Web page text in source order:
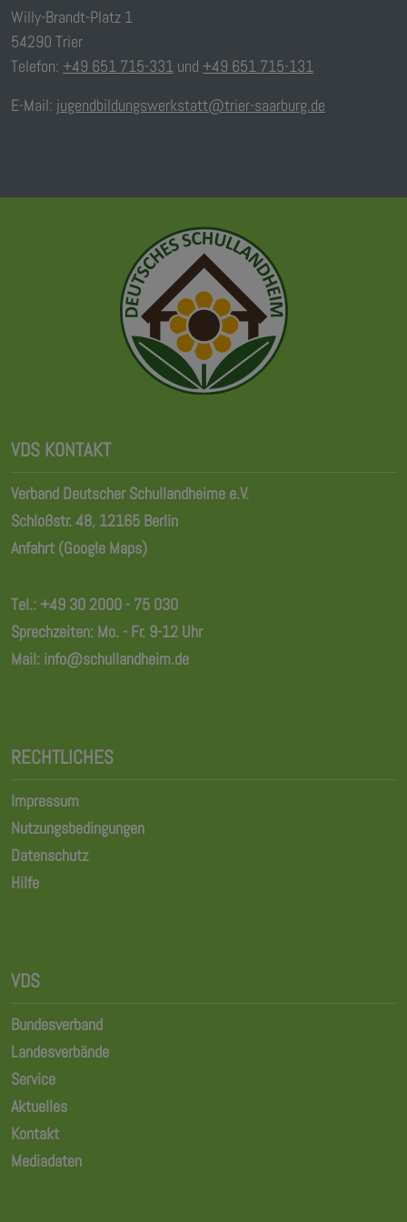
Willy-Brandt-Platz 1
54290 Trier
Telefon: +49 651 715-331 und +49 651 715-131
E-Mail: jugendbildungswerkstatt@trier-saarburg.de
VDS KONTAKT
Verband Deutscher Schullandheime e.V.
Schloßstr. 48, 12165 Berlin
Anfahrt (Google Maps)
Tel.:+49 30 2000 - 75 030
Sprechzeiten: Mo. - Fr. 9-12 Uhr
Mail: info@schullandheim.de
RECHTLICHES
Impressum
Nutzungsbedingungen
Datenschutz
Hilfe
VDS
Bundesverband
Landesverbände
Service
Aktuelles
Kontakt
Mediadaten